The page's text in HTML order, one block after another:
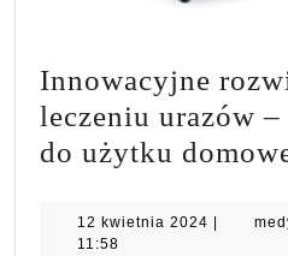
Innowacyjne
leczeniu urazów
do użytku
12 kwietnia 2024 12
|
11:58